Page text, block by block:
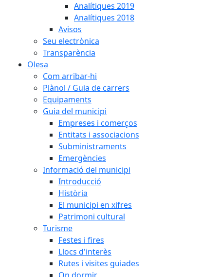
Analítiques 2019
Analítiques 2018
Avisos
Seu electrònica
Transparència
Olesa
Com arribar-hi
Plànol / Guia de carrers
Equipaments
Guia del municipi
Empreses i comerços
Entitats i associacions
Subministraments
Emergències
Informació del municipi
Introducció
Història
El municipi en xifres
Patrimoni cultural
Turisme
Festes i fires
Llocs d'interès
Rutes i visites guiades